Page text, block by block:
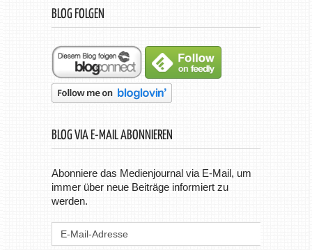
BLOG FOLGEN
BLOG VIA E-MAIL ABONNIEREN
Abonniere das Medienjournal via E-Mail, um
immer über neue Beiträge informiert zu
werden.